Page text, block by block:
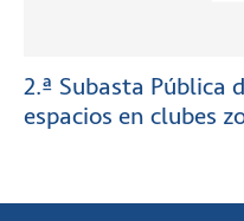
2.ª Subasta Pública
espacios en clubes